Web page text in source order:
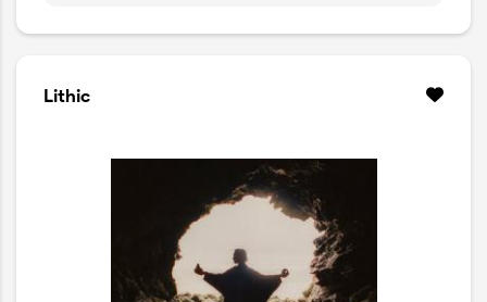
profondità della terra e dalle parti più oscure di noi
Lithic